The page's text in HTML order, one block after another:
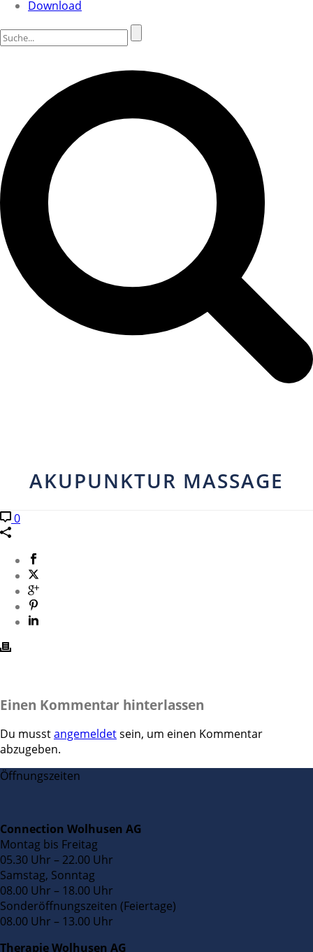
Download
AKUPUNKTUR MASSAGE
0
Einen Kommentar hinterlassen
Du musstangemeldetsein, um einen Kommentar
abzugeben.
Öffnungszeiten
Connection Wolhusen AG
Montag bis Freitag
05.30 Uhr – 22.00 Uhr
Samstag, Sonntag
08.00 Uhr – 18.00 Uhr
Sonderöffnungszeiten (Feiertage)
08.00 Uhr – 13.00 Uhr
Therapie Wolhusen AG